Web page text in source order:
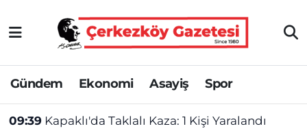
Gündem Ekonomi Asayiş Spor
09:39 Kapaklı'da Taklalı Kaza: 1 Kişi Yaralandı
Asayiş
Ekonomi
Gündem
Tekirdağ Nöbetçi Eczaneler
Tekirdağ Hava Durumu
Tekirdağ Namaz Vakitleri